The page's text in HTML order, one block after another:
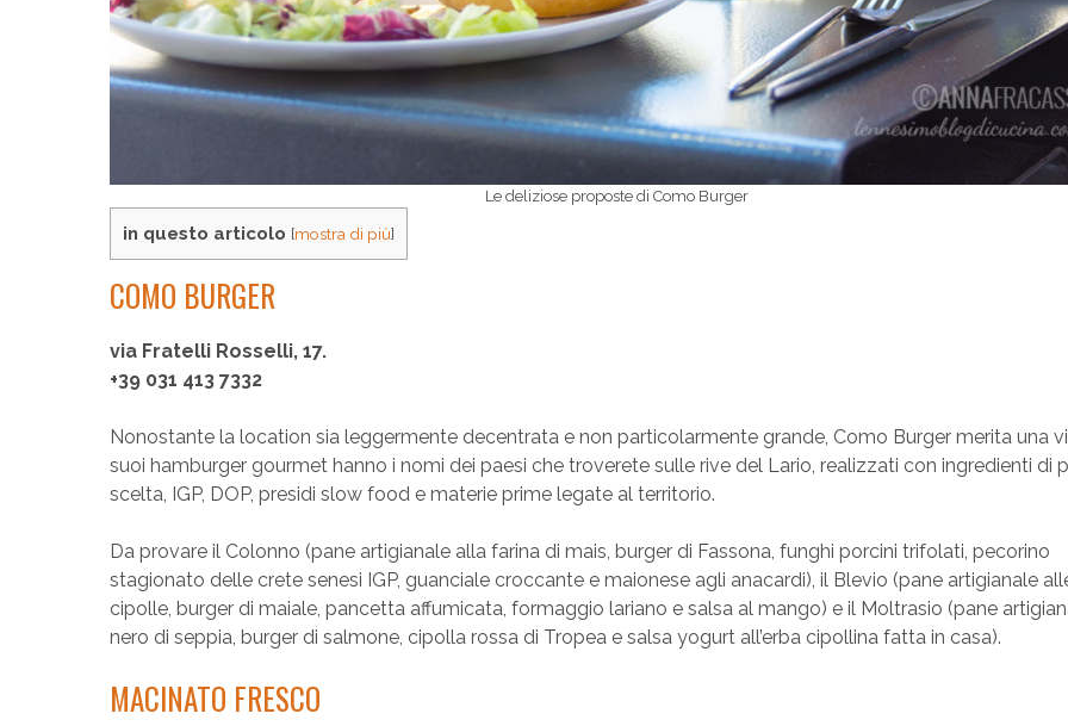
Le deliziose proposte di Como Burger
in questo articolo [mostra di più]
COMO BURGER
via Fratelli Rosselli, 17.
+39 031 413 7332
Nonostante la location sia leggermente decentrata e non particolarmente grande, Como Burger merita una
suoi hamburger gourmet hanno i nomi dei paesi che troverete sulle rive del Lario, realizzati con ingredienti di
scelta, IGP, DOP, presidi slow food e materie prime legate al territorio.
Da provare il Colonno (pane artigianale alla farina di mais, burger di Fassona, funghi porcini trifolati, pecorino
stagionato delle crete senesi IGP, guanciale croccante e maionese agli anacardi), il Blevio (pane artigianale
cipolle, burger di maiale, pancetta affumicata, formaggio lariano e salsa al mango) e il Moltrasio (pane
nero di seppia, burger di salmone, cipolla rossa di Tropea e salsa yogurt all’erba cipollina fatta in casa).
MACINATO FRESCO